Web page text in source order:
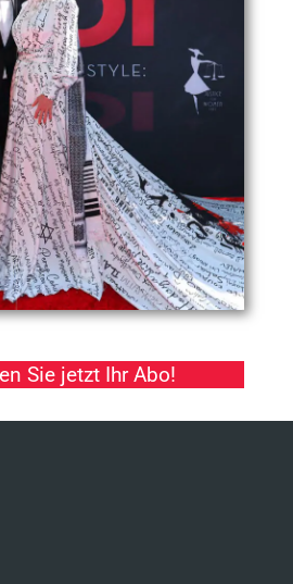
Sie jetzt Ihr Abo!